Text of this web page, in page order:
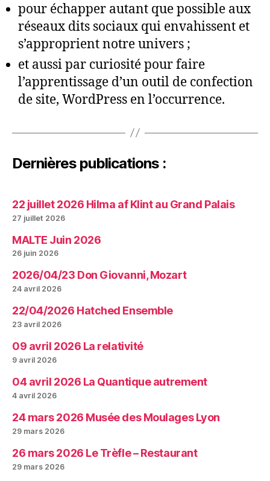
pour échapper autant que possible aux
réseaux dits sociaux qui envahissent et
s’approprient notre univers ;
et aussi par curiosité pour faire
l’apprentissage d’un outil de confection
de site, WordPress en l’occurrence.
Dernières publications :
22 juillet 2026 Hilma af Klint au Grand Palais
27 juillet 2026
MALTE Juin 2026
26 juin 2026
2026/04/23 Don Giovanni, Mozart
24 avril 2026
22/04/2026 Hatched Ensemble
23 avril 2026
09 avril 2026 La relativité
9 avril 2026
04 avril 2026 La Quantique autrement
4 avril 2026
24 mars 2026 Musée des Moulages Lyon
29 mars 2026
26 mars 2026 Le Trèfle – Restaurant
29 mars 2026